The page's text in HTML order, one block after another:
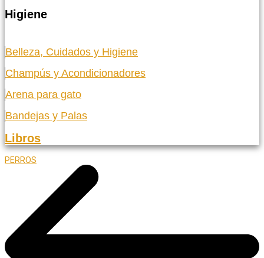
Higiene
Belleza, Cuidados y Higiene
Champús y Acondicionadores
Arena para gato
Bandejas y Palas
Libros
PERROS